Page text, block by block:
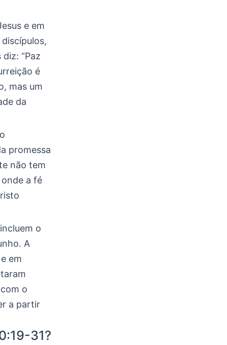
e em
“Paz
é
mas um
da
promessa
não tem
a fé
o
A
em
o
a partir
31?